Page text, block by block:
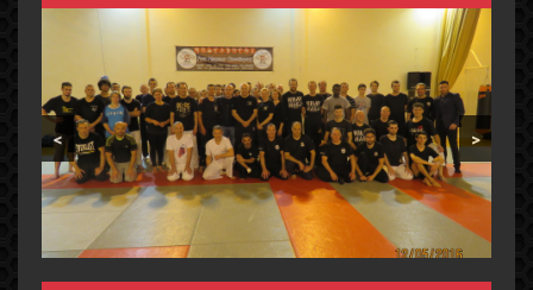
< >
ADMINISTRATION DU SITE
Administrateur :Akim Bahmed, Président du Club.
Editeur :Jean-Pierre Collas, Chargé de la
communication.